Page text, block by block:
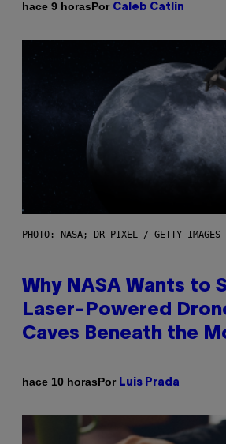
hace 9 horasPor Caleb Catlin
PHOTO: NASA; DR PIXEL / GETTY IMAGES
Why NASA Wants to
Laser-Powered
Caves Beneath the
hace 10 horasPor Luis Prada